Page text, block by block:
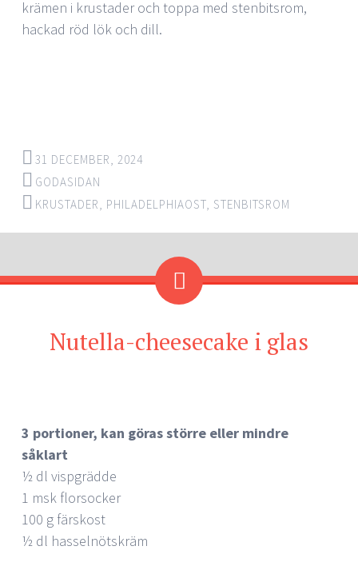
krämen i krustader och toppa med stenbitsrom,
hackad röd lök och dill.
31 DECEMBER, 2024
GODASIDAN
KRUSTADER, PHILADELPHIAOST, STENBITSROM
Nutella-cheesecake i glas
3 portioner, kan göras större eller mindre
såklart
½ dl vispgrädde
1 msk florsocker
100 g färskost
½ dl hasselnötskräm